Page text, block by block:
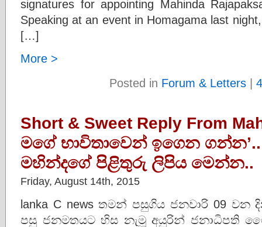
signatures for appointing Mahinda
Speaking at an event in Homagama last
[…]
More >
Posted in Forum & Letters|
Short & Sweet Reply From
මගේ භාවිතාවෙන් ඉගෙන
මහින්දගේ පිළිතුරු ලිපිය මෙන්න..
Friday, August 14th, 2015
lanka C news තමන් පසුගිය ජනවාරි 09
පසු ජනමතයට හිස නැමූ අයුරින් ජනාධිපති